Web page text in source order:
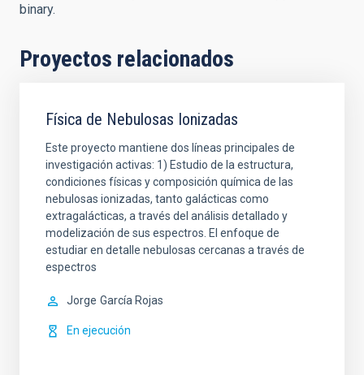
binary.
Proyectos relacionados
Física de Nebulosas Ionizadas
Este proyecto mantiene dos líneas principales de
investigación activas: 1) Estudio de la estructura,
condiciones físicas y composición química de las
nebulosas ionizadas, tanto galácticas como
extragalácticas, a través del análisis detallado y
modelización de sus espectros. El enfoque de
estudiar en detalle nebulosas cercanas a través de
espectros
Jorge García Rojas
En ejecución